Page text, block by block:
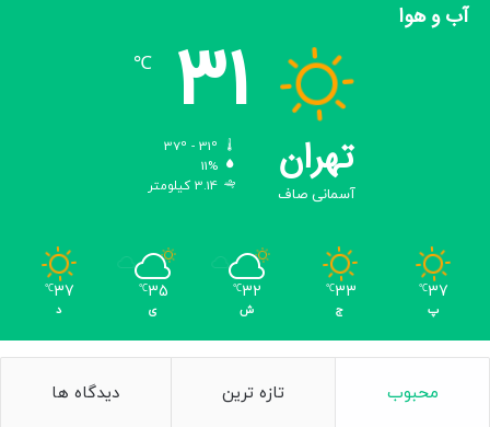
آب و هوا
تهران
آسمانی صاف
31
℃
11%
3.14 کیلومتر
37
℃
پ
33
℃
ج
32
℃
ش
35
℃
ی
37
℃
د
محبوب تازه ترین دیدگاه ها